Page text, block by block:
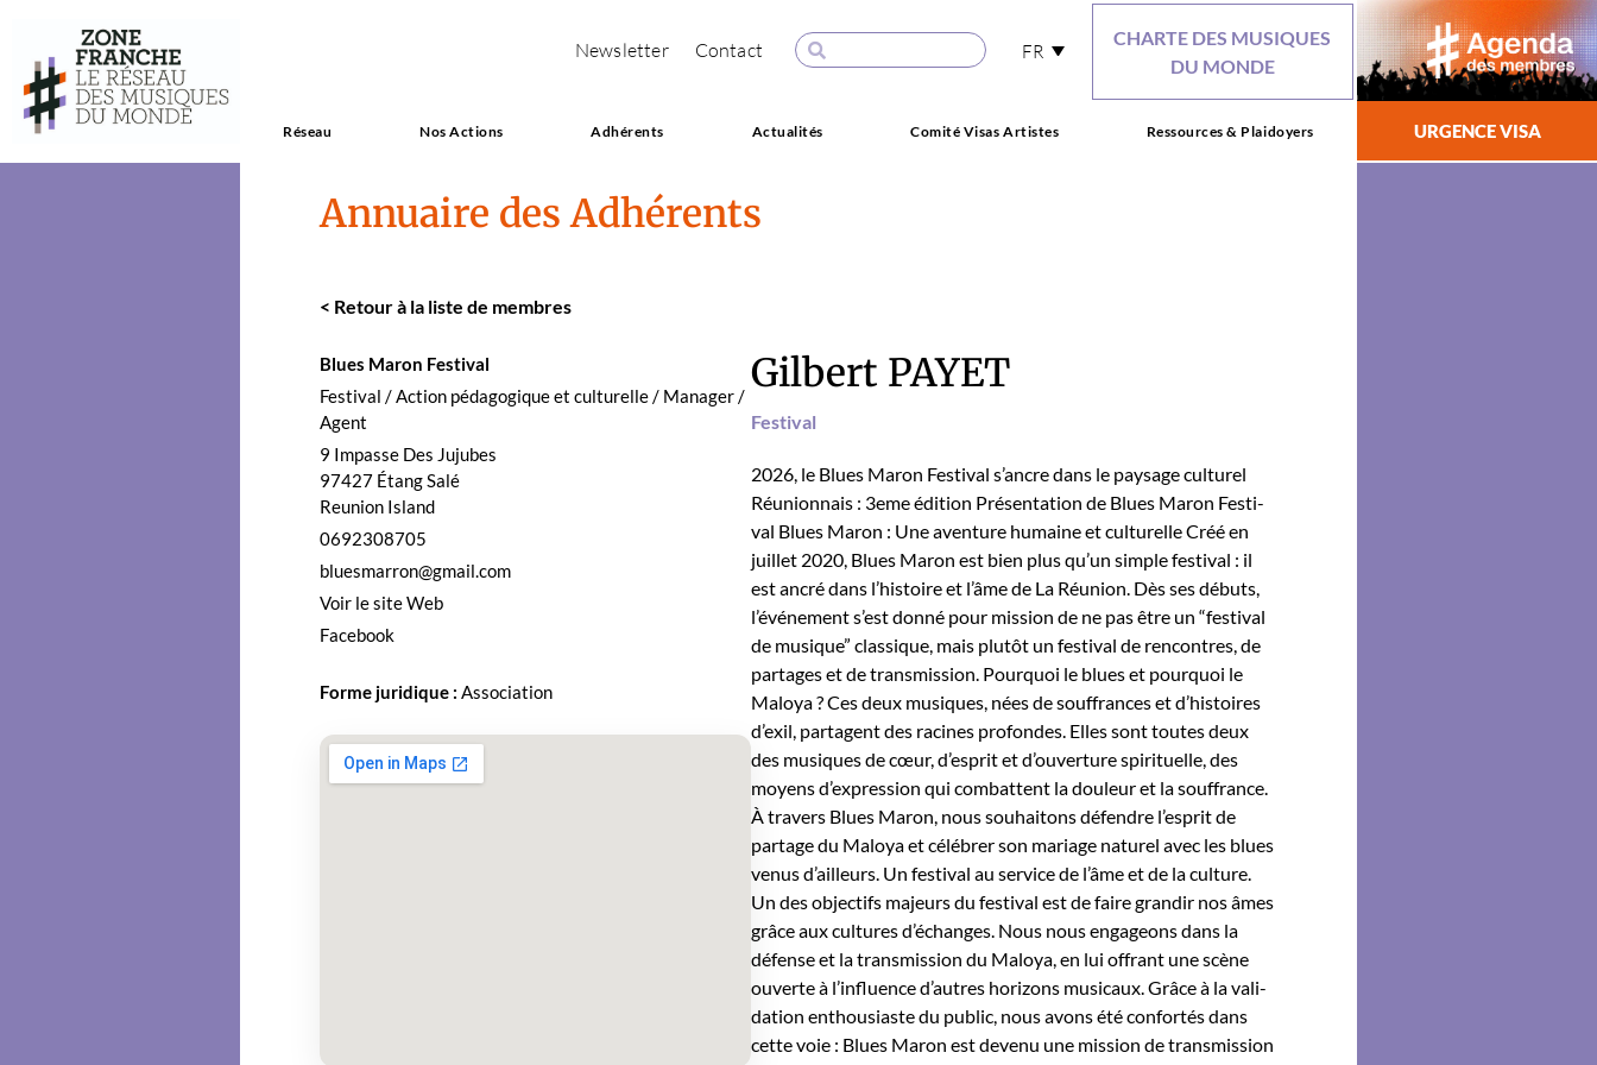
Newsletter Contact FR
CHARTE DES MUSIQUES
DU MONDE
Réseau Nos Actions Adhérents Actualités Comité Visas Artistes Ressources & Plaidoyers URGENCE VISA
Annuaire des Adhérents
< Retour à la liste de mem­bres
Blues Maron Fes­ti­val
Fes­ti­val / Action péd­a­gogique et cul­turelle / Man­ag­er /
Agent
9 Impasse Des Jujubes
97427 Étang Salé
Reunion Island
0692308705
bluesmarron@gmail.com
Voir le site Web
Face­book
Forme juridique : Asso­ci­a­tion
Gilbert PAYET
Fes­ti­val
2026, le Blues Maron Fes­ti­val s’ancre dans le paysage cul­turel
Réu­nion­nais : 3eme édi­tion Présen­ta­tion de Blues Maron Fes­ti­
val Blues Maron : Une aven­ture humaine et cul­turelle Créé en
juil­let 2020, Blues Maron est bien plus qu’un sim­ple fes­ti­val : il
est ancré dans l’histoire et l’âme de La Réu­nion. Dès ses débuts,
l’événe­ment s’est don­né pour mis­sion de ne pas être un “fes­ti­val
de musique” clas­sique, mais plutôt un fes­ti­val de ren­con­tres, de
partages et de trans­mis­sion. Pourquoi le blues et pourquoi le
Mal­oya ? Ces deux musiques, nées de souf­frances et d’his­toires
d’ex­il, parta­gent des racines pro­fondes. Elles sont toutes deux
des musiques de cœur, d’e­sprit et d’ou­ver­ture spir­ituelle, des
moyens d’expression qui com­bat­tent la douleur et la souf­france.
À tra­vers Blues Maron, nous souhaitons défendre l’esprit de
partage du Mal­oya et célébr­er son mariage naturel avec les blues
venus d’ailleurs. Un fes­ti­val au ser­vice de l’âme et de la cul­ture.
Un des objec­tifs majeurs du fes­ti­val est de faire grandir nos âmes
grâce aux cul­tures d’échanges. Nous nous enga­geons dans la
défense et la trans­mis­sion du Mal­oya, en lui offrant une scène
ouverte à l’influence d’autres hori­zons musi­caux. Grâce à la val­i­
da­tion ent­hou­si­aste du pub­lic, nous avons été con­fortés dans
cette voie : Blues Maron est devenu une mis­sion de trans­mis­sion